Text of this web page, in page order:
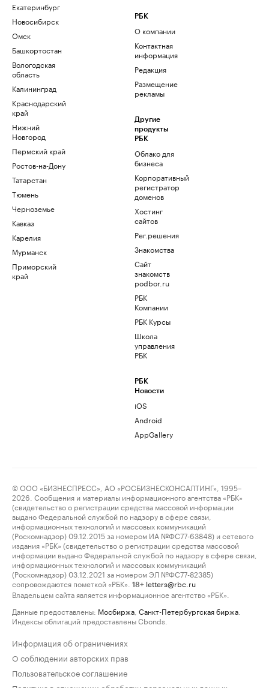
Екатеринбург
Новосибирск
Омск
Башкортостан
Вологодская
область
Калининград
Краснодарский
край
Нижний
Новгород
Пермский край
Ростов-на-Дону
Татарстан
Тюмень
Черноземье
Кавказ
Карелия
Мурманск
Приморский
край
РБК
О компании
Контактная
информация
Редакция
Размещение
рекламы
Другие
продукты
РБК
Облако для
бизнеса
Корпоративный
регистратор
доменов
Хостинг
сайтов
Рег.решения
Знакомства
Сайт
знакомств
podbor.ru
РБК
Компании
РБК Курсы
Школа
управления
РБК
РБК
Новости
iOS
Android
AppGallery
© ООО «БИЗНЕСПРЕСС», АО «РОСБИЗНЕСКОНСАЛТИНГ», 1995–
2026. Сообщения и материалы информационного агентства «РБК»
(свидетельство о регистрации средства массовой информации
выдано Федеральной службой по надзору в сфере связи,
информационных технологий и массовых коммуникаций
(Роскомнадзор) 09.12.2015 за номером ИА №ФС77-63848) и сетевого
издания «РБК» (свидетельство о регистрации средства массовой
информации выдано Федеральной службой по надзору в сфере связи,
информационных технологий и массовых коммуникаций
(Роскомнадзор) 03.12.2021 за номером ЭЛ №ФС77-82385)
сопровождаются пометкой «РБК».
18+ letters@rbc.ru
Владельцем сайта является информационное агентство «РБК».
Данные предоставлены: Мосбиржа Санкт-Петербургская биржа
Индексы облигаций предоставлены Cbonds.
Информация об ограничениях
О соблюдении авторских прав
Пользовательское соглашение